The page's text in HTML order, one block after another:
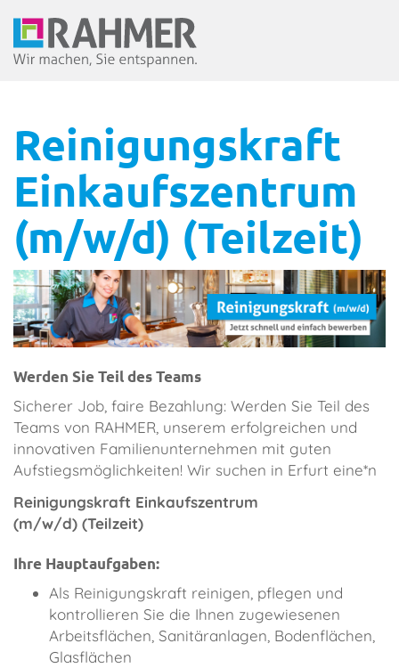
Reinigungskraft
Einkaufszentrum
(m/w/d) (Teilzeit)
Werden Sie Teil des Teams
Sicherer Job, faire Bezahlung: Werden Sie Teil des
Teams von RAHMER, unserem erfolgreichen und
innovativen Familienunternehmen mit guten
Aufstiegsmöglichkeiten! Wir suchen in Erfurt eine*n
Reinigungskraft Einkaufszentrum
(m/w/d) (Teilzeit)
Ihre Hauptaufgaben:
Als Reinigungskraft reinigen, pflegen und
kontrollieren Sie die Ihnen zugewiesenen
Arbeitsflächen, Sanitäranlagen, Bodenflächen,
Glasflächen